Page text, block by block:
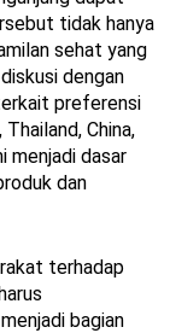
tidak hanya
sehat yang
dengan
preferensi
China,
menjadi dasar
dan
terhadap
bagian